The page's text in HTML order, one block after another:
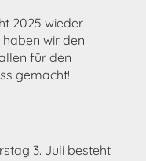
2025 wieder
haben wir den
für den
gemacht!
3. Juli besteht